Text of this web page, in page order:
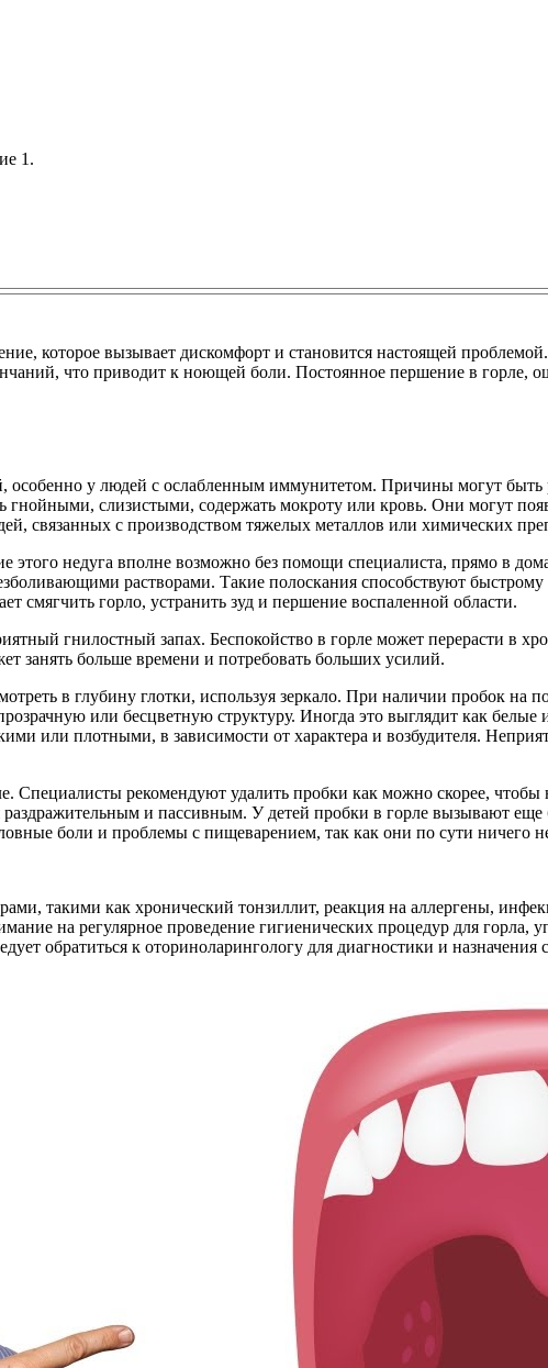
1.
которое вызывает дискомфорт и становится настоящей
что приводит к ноющей боли. Постоянное першение в горле,
особенно у людей с ослабленным иммунитетом. Причины могут быть
слизистыми, содержать мокроту или кровь. Они могут
связанных с производством тяжелых металлов или химических
этого недуга вполне возможно без помощи специалиста, прямо в
растворами. Такие полоскания способствуют
смягчить горло, устранить зуд и першение воспаленной области.
гнилостный запах. Беспокойство в горле может перерасти в
занять больше времени и потребовать больших усилий.
в глубину глотки, используя зеркало. При наличии пробок на
или бесцветную структуру. Иногда это выглядит как белые
или плотными, в зависимости от характера и возбудителя.
Специалисты рекомендуют удалить пробки как можно скорее, чтобы
раздражительным и пассивным. У детей пробки в горле вызывают
боли и проблемы с пищеварением, так как они по сути ничего
такими как хронический тонзиллит, реакция на аллергены,
на регулярное проведение гигиенических процедур для горла,
обратиться к оториноларингологу для диагностики и назначения